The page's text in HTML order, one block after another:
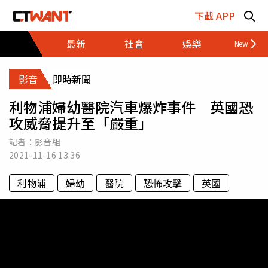
下載 APP
最新
社會 娛樂 財經
影音 即時新聞
利物浦婦幼醫院汽車爆炸事件 英國恐
攻威脅提升至「嚴重」
記者：影音組
2021-11-16 13:36
利物浦 婦幼 醫院 恐怖攻擊 英國